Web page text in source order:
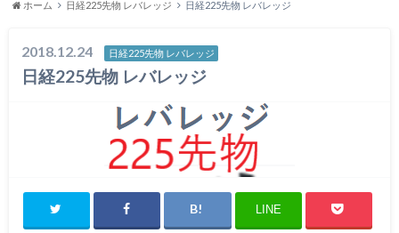
ホーム 日経225先物 レバレッジ 日経225先物 レバレッジ
2018.12.24 日経225先物 レバレッジ
日経225先物 レバレッジ
LINE